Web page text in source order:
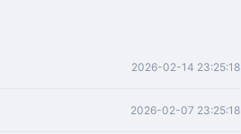
2026-02-14 23:25:18
2026-02-07 23:25:18